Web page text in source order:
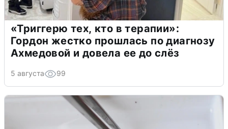
«Триггерю тех, кто в терапии»:
Гордон жестко прошлась по диагнозу
Ахмедовой и довела ее до слёз
5 августа 99